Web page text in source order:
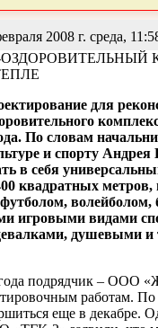
2008 г. среда,
ОЗДОРОВИТЕЛЬНЫЙ
для
По словам
и спорту Андрея
в себя
квадратных метров,
волейболом,
игровыми видами
душевыми
подрядчик – ООО
работам. По
еще в декабре.